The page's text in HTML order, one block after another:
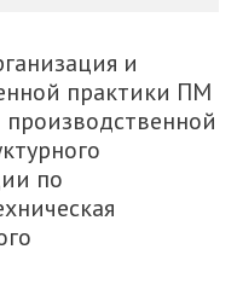
и
практики ПМ
по